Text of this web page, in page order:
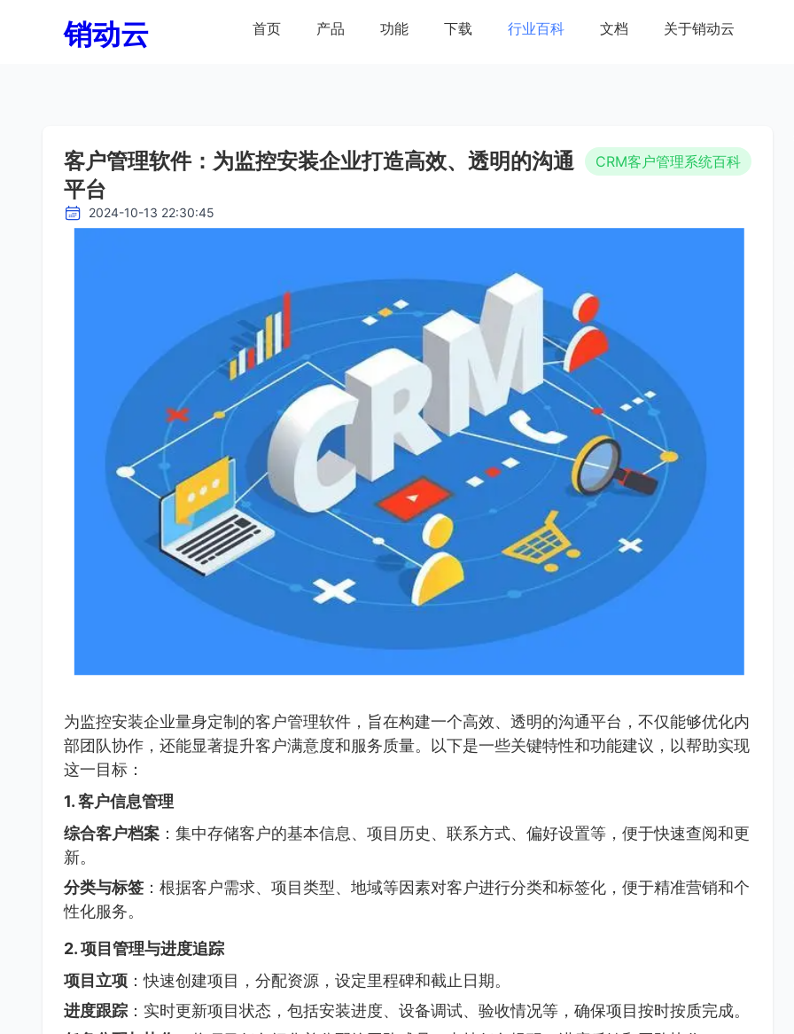
销动云 首页 产品 功能 下载 行业百科 文档 关于销动云
客户管理软件：为监控安装企业打造高效、透明的沟通
平台
CRM客户管理系统百科
2024-10-13 22:30:45
为监控安装企业量身定制的客户管理软件，旨在构建一个高效、透明的沟通平台，不仅能够优化内
部团队协作，还能显著提升客户满意度和服务质量。以下是一些关键特性和功能建议，以帮助实现
这一目标：
1.客户信息管理
综合客户档案 ：集中存储客户的基本信息、项目历史、联系方式、偏好设置等，便于快速查阅和更
新。
分类与标签 ：根据客户需求、项目类型、地域等因素对客户进行分类和标签化，便于精准营销和个
性化服务。
2.项目管理与进度追踪
项目立项 ：快速创建项目，分配资源，设定里程碑和截止日期。
进度跟踪 ：实时更新项目状态，包括安装进度、设备调试、验收情况等，确保项目按时按质完成。